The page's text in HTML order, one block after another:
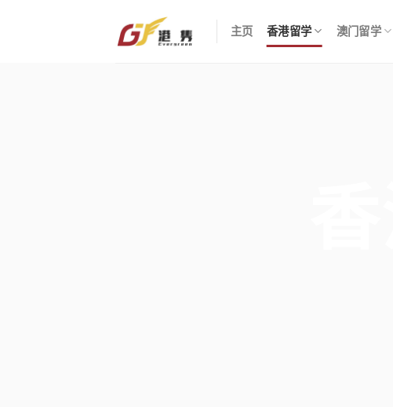
主页 香港留学 澳门留学